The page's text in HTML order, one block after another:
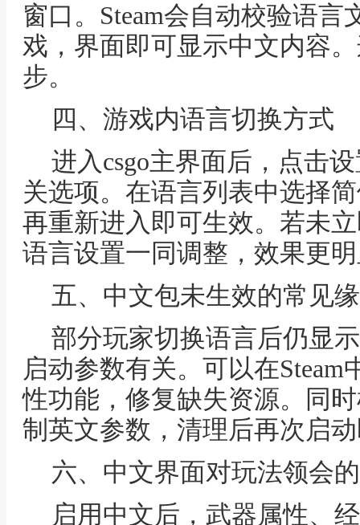
窗口。Steam会自动校验语
戏，界面即可显示中文内容
步。
四、游戏内语言切换方式
进入csgo主界面后，点击
关选项。在语言列表中选择
再重新进入即可生效。若未
语言设置一同调整，效果更
五、中文包未生效的常见
部分玩家切换语言后仍显
启动参数有关。可以在
性功能，修复缺失资源。同
制英文参数，清理后再次启
六、中文界面对玩法领会
启用中文后，武器属性、